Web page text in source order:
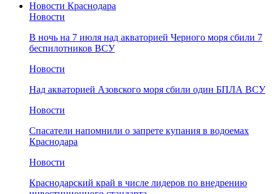
Новости Краснодара
Новости
В ночь на 7 июля над акваторией Черного моря сбили 7
беспилотников ВСУ
Новости
Над акваторией Азовского моря сбили один БПЛА ВСУ
Новости
Спасатели напомнили о запрете купания в водоемах
Краснодара
Новости
Краснодарский край в числе лидеров по внедрению